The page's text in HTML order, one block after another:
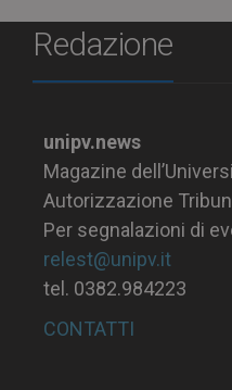
Redazione
unipv.news
Magazine
Autorizzazione
Per segnalazioni di
relest@unipv.it
tel. 0382.984223
CONTATTI